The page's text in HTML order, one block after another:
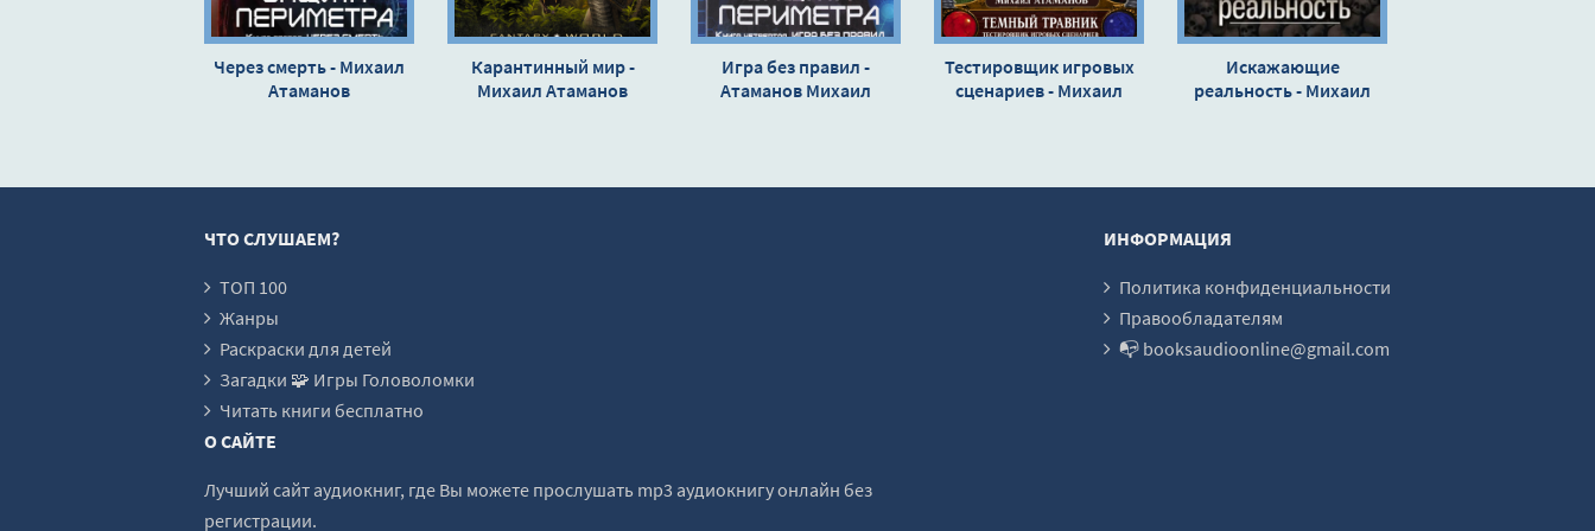
Через смерть - Михаил
Атаманов
Карантинный мир -
Михаил Атаманов
Игра без правил -
Атаманов Михаил
Тестировщик игровых
сценариев - Михаил
Искажающие
реальность - Михаил
ЧТО СЛУШАЕМ?
ТОП 100
Жанры
Раскраски для детей
Загадки 🧩 Игры Головоломки
Читать книги бесплатно
ИНФОРМАЦИЯ
Политика конфиденциальности
Правообладателям
📭 booksaudioonline@gmail.com
О САЙТЕ
Лучший сайт аудиокниг, где Вы можете прослушать mp3 аудиокнигу онлайн без
регистрации.